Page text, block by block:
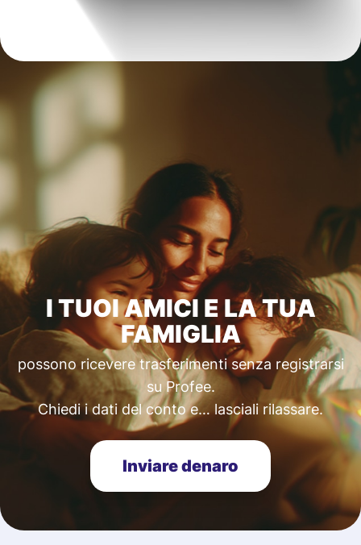
I TUOI AMICI E LA TUA
FAMIGLIA
possono ricevere trasferimenti senza registrarsi
su Profee.
Chiedi i dati del conto e… lasciali rilassare.
Inviare denaro